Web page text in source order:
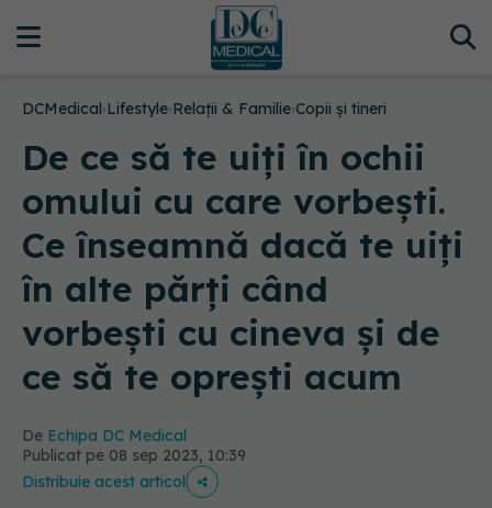
DCMedical›Lifestyle›Relații & Familie›Copii și tineri
De ce să te uiți în ochii
omului cu care vorbești.
Ce înseamnă dacă te uiți
în alte părți când
vorbești cu cineva și de
ce să te oprești acum
De Echipa DC Medical
Publicat pe 08 sep 2023, 10:39
Distribuie acest articol